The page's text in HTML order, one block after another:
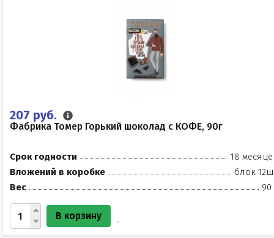
207 руб.
Фабрика Томер Горький шоколад с КОФЕ, 90г
Срок годности
18
Вложений в коробке
блок
Вес
90
В корзину